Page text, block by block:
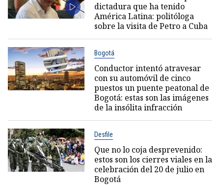
dictadura que ha tenido
América Latina: politóloga
sobre la visita de Petro a Cuba
Bogotá
Conductor intentó atravesar
con su automóvil de cinco
puestos un puente peatonal de
Bogotá: estas son las imágenes
de la insólita infracción
Desfile
Que no lo coja desprevenido:
estos son los cierres viales en la
celebración del 20 de julio en
Bogotá